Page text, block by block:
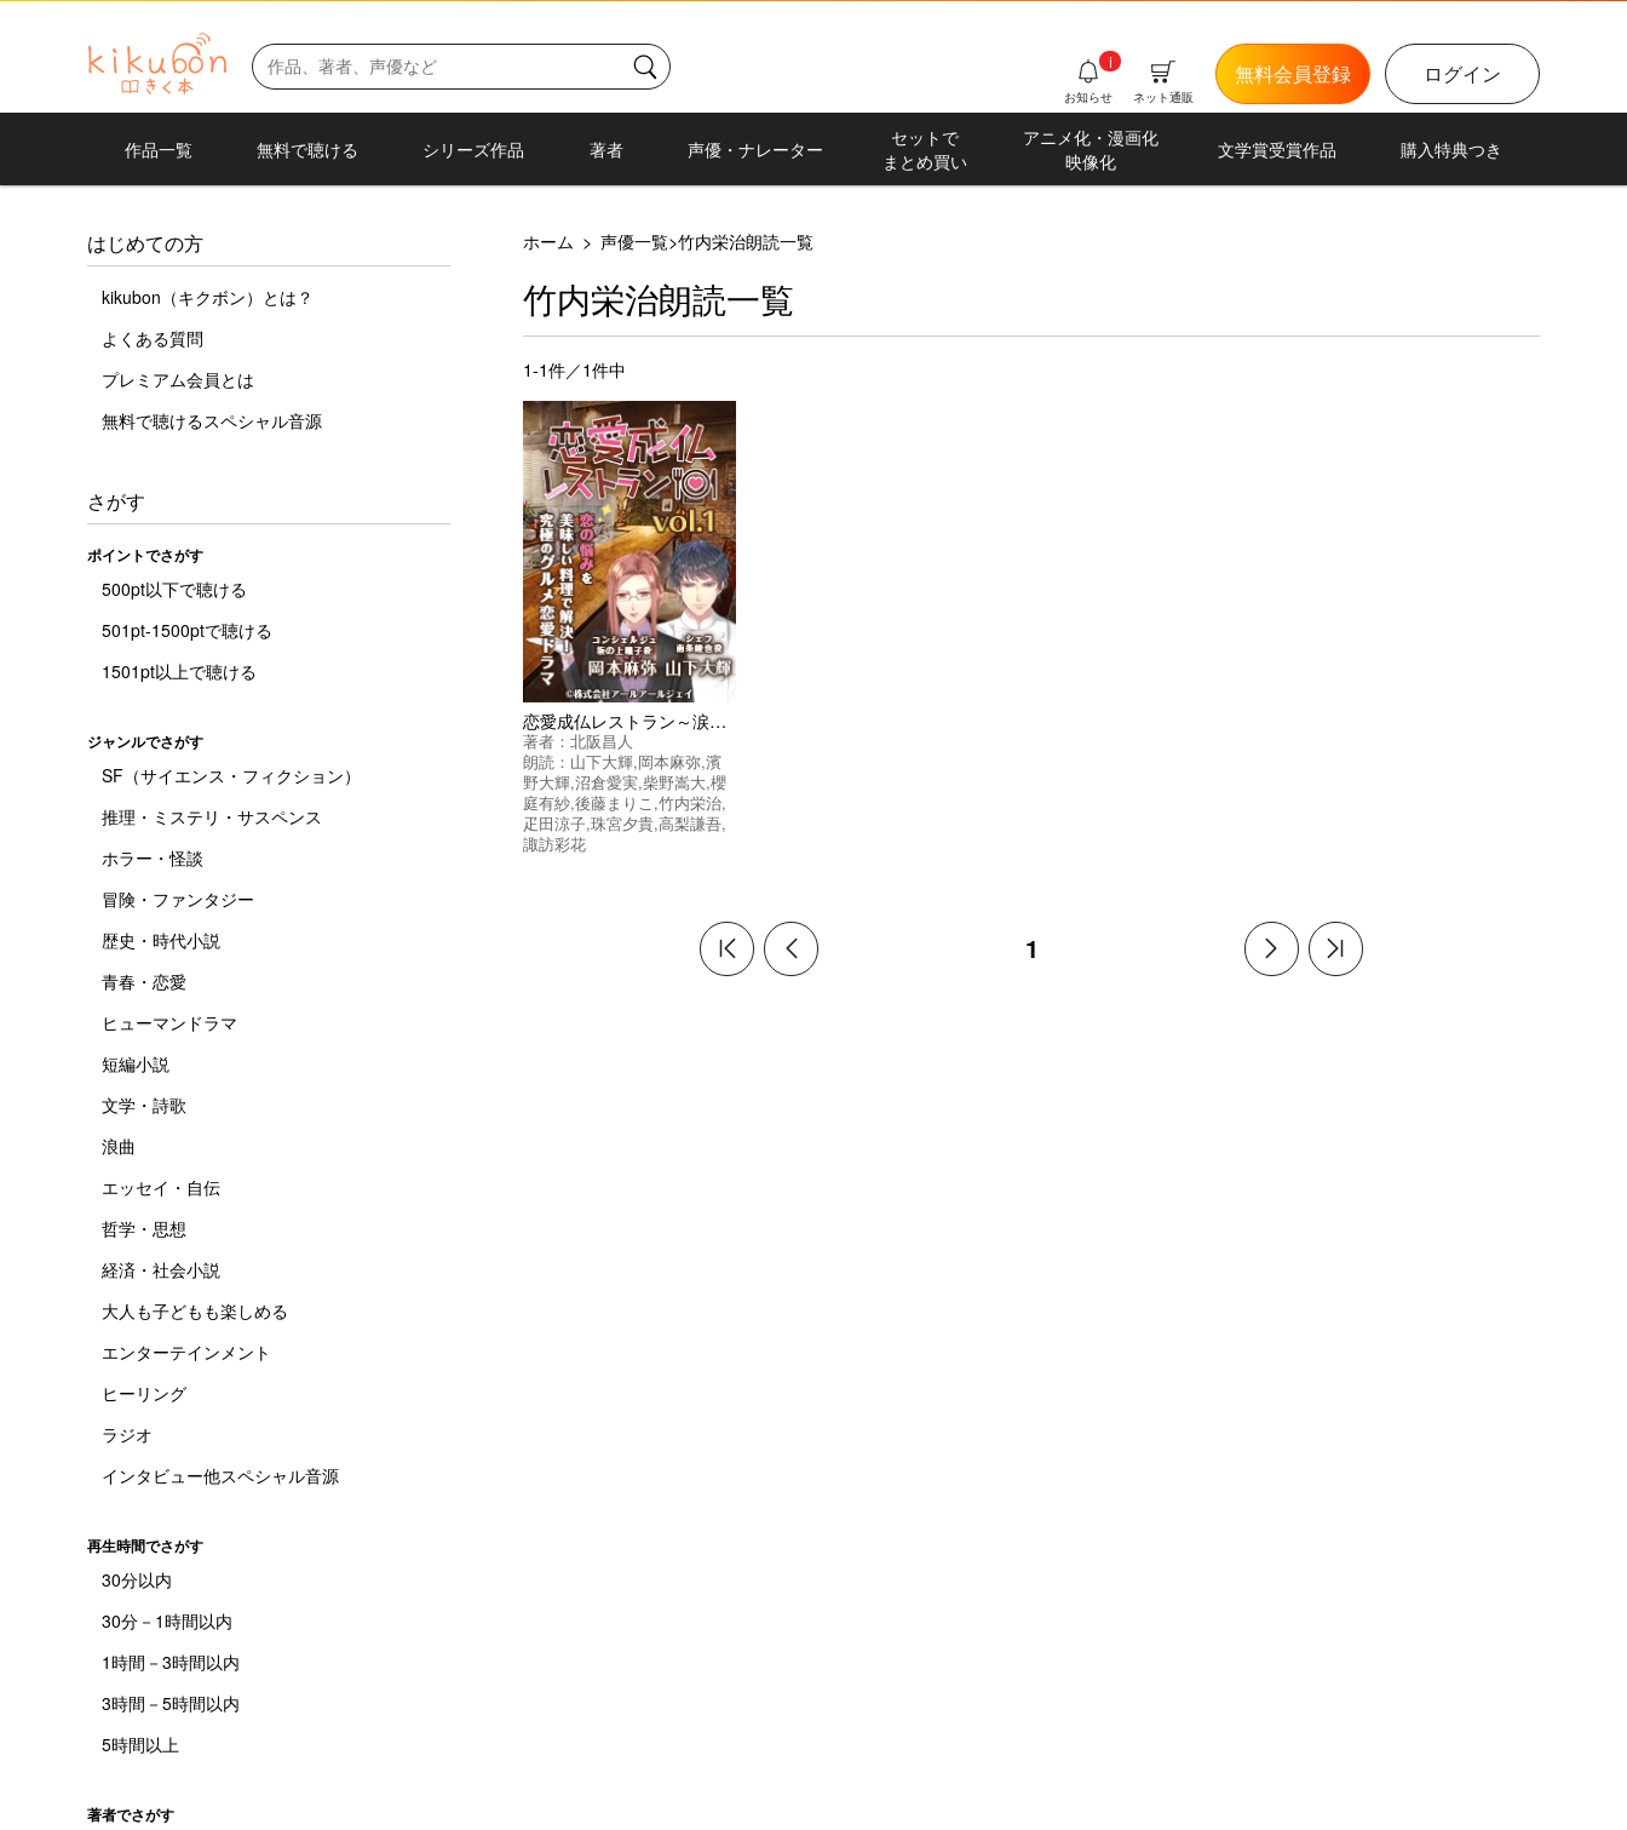
ログイン
無料会員登録
ネット通販
お知らせ
i
作品一覧 無料で聴ける シリーズ作品 著者 声優・ナレーター
セットで
まとめ買い
アニメ化・漫画化
映像化
文学賞受賞作品 購入特典つき
はじめての方
kikubon（キクボン）とは？
よくある質問
プレミアム会員とは
無料で聴けるスペシャル音源
さがす
ポイントでさがす
500pt以下で聴ける
501pt-1500ptで聴ける
1501pt以上で聴ける
ジャンルでさがす
SF（サイエンス・フィクション）
推理・ミステリ・サスペンス
ホラー・怪談
冒険・ファンタジー
歴史・時代小説
青春・恋愛
ヒューマンドラマ
短編小説
文学・詩歌
浪曲
エッセイ・自伝
哲学・思想
経済・社会小説
大人も子どもも楽しめる
エンターテインメント
ヒーリング
ラジオ
インタビュー他スペシャル音源
再生時間でさがす
30分以内
30分－1時間以内
1時間－3時間以内
3時間－5時間以内
5時間以上
著者でさがす
ホーム > 声優一覧>竹内栄治朗読一覧
竹内栄治朗読一覧
1-1件／1件中
恋愛成仏レストラン～涙に効く魔法のレシピ～vol.1
著者： 北阪昌人
朗読： 山下大輝,岡本麻弥,濱
野大輝,沼倉愛実,柴野嵩大,櫻
庭有紗,後藤まりこ ,竹内栄治,
疋田涼子,珠宮夕貴,高梨謙吾,
諏訪彩花
1